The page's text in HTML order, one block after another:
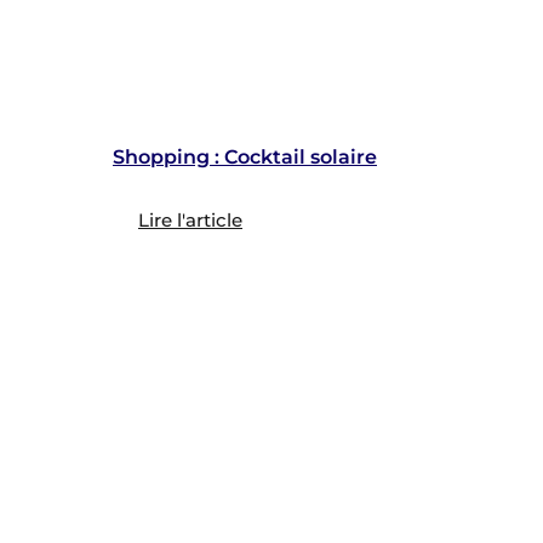
Shopping : Cocktail solaire
Lire l'article